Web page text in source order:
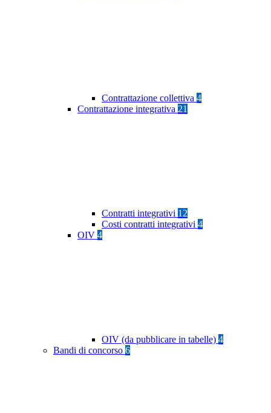
Contrattazione collettiva 4
Contrattazione integrativa 21
Contratti integrativi 12
Costi contratti integrativi 4
OIV 4
OIV (da pubblicare in tabelle) 4
Bandi di concorso 6